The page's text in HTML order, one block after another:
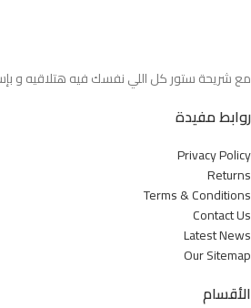
مع شريحة ستور كل اللي نفسك فيه هتلاقيه و
روابط مفيدة
Privacy Policy
Returns
Terms & Conditions
Contact Us
Latest News
Our Sitemap
الأقسام